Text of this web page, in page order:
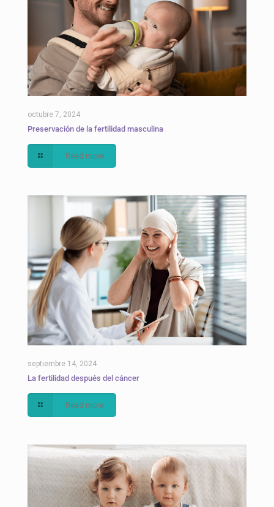
octubre 7, 2024
Preservación de la fertilidad masculina
Read more
septiembre 14, 2024
La fertilidad después del cáncer
Read more